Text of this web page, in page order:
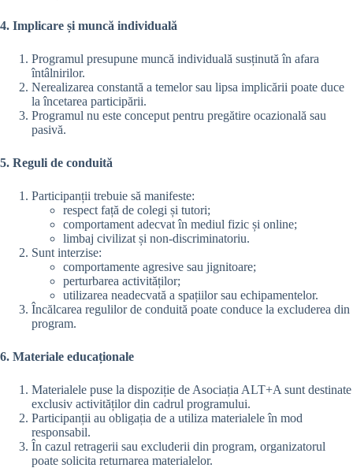
4. Implicare și muncă individuală
Programul presupune muncă individuală susținută în afara
întâlnirilor.
Nerealizarea constantă a temelor sau lipsa implicării poate duce
la încetarea participării.
Programul nu este conceput pentru pregătire ocazională sau
pasivă.
5. Reguli de conduită
Participanții trebuie să manifeste:
respect față de colegi și tutori;
comportament adecvat în mediul fizic și online;
limbaj civilizat și non-discriminatoriu.
Sunt interzise:
comportamente agresive sau jignitoare;
perturbarea activităților;
utilizarea neadecvată a spațiilor sau echipamentelor.
Încălcarea regulilor de conduită poate conduce la excluderea din
program.
6. Materiale educaționale
Materialele puse la dispoziție de Asociația ALT+A sunt destinate
exclusiv activităților din cadrul programului.
Participanții au obligația de a utiliza materialele în mod
responsabil.
În cazul retragerii sau excluderii din program, organizatorul
poate solicita returnarea materialelor.